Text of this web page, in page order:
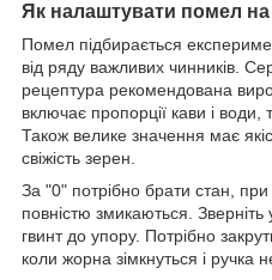
Як налаштувати помел на
Помел підбирається
від ряду важливих чинників.
рецептура рекомендована
включає пропорції кави і води,
Також велике значення має
свіжість зерен.
За "0" потрібно брати стан,
повністю змикаються. Зверніть
гвинт до упору. Потрібно
коли жорна зімкнуться і ручка